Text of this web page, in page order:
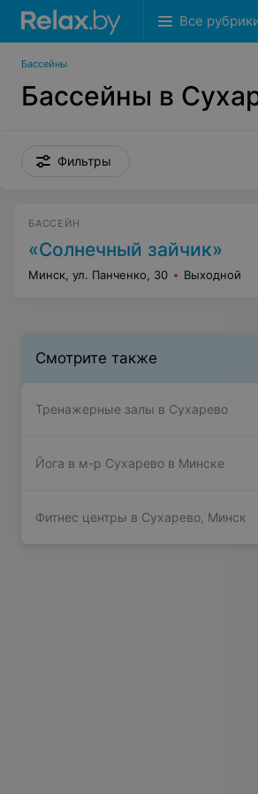
Все
Бассейны
Бассейны в
Фильтры
БАССЕЙН
«Солнечный зайчик»
Минск, ул. Панченко, 30 Выходной
Смотрите также
Тренажерные залы в Сухарево
Йога в м-р Сухарево в Минске
Фитнес центры в Сухарево, Минск